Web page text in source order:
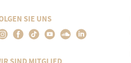
SIE UNS